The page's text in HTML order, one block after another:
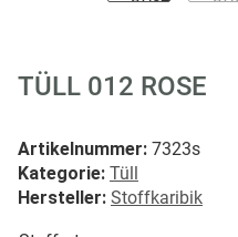
TÜLL 012 ROSE
Artikelnummer: 7323s
Kategorie: Tüll
Hersteller: Stoffkaribik